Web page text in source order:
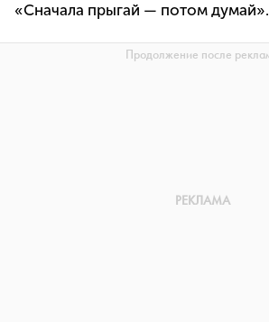
«Сначала прыгай — потом думай».